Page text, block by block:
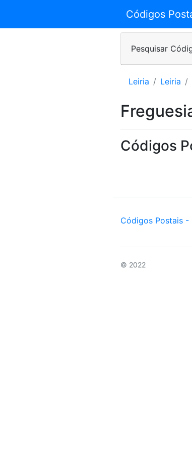
Códigos
Pesquisar
Leiria Leiria
Códigos
Códigos Postais -
© 2022